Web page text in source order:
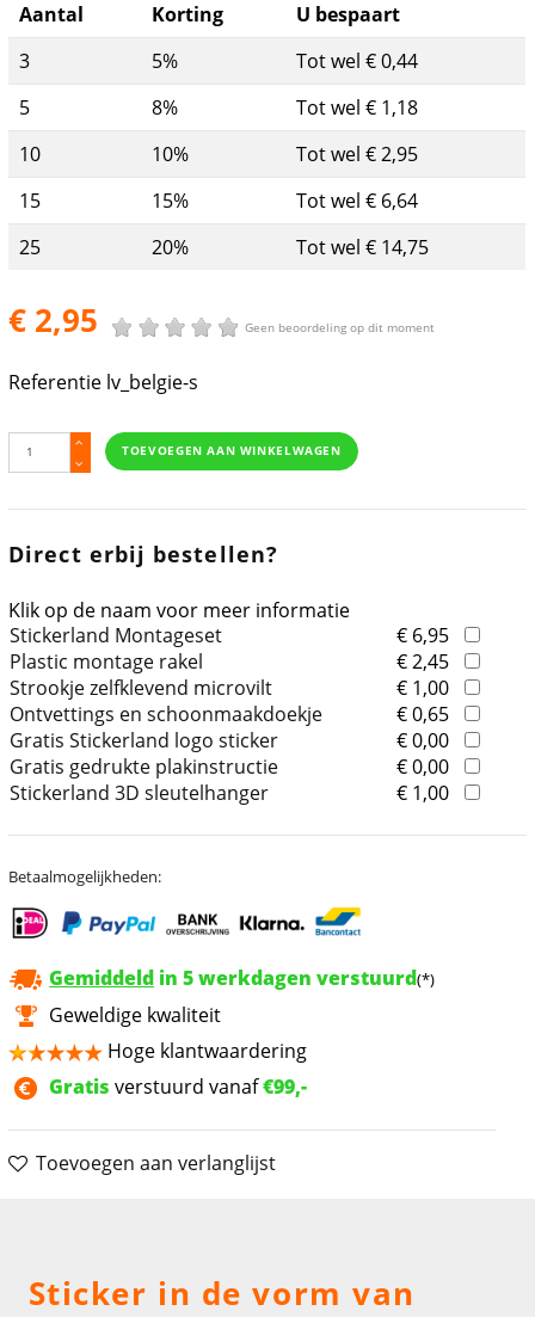
Aantal Korting
U bespaart
3
5%
Tot wel € 0,44
5
8%
Tot wel € 1,18
10
10%
Tot wel € 2,95
15
15%
Tot wel € 6,64
25
20% Tot wel € 14,75
€ 2,95 Geen beoordeling op dit moment
Referentie lv_belgie-s
TOEVOEGEN AAN WINKELWAGEN
Direct erbij bestellen?
Klik op de naam voor meer informatie
Stickerland Montageset
€ 6,95
Plastic montage rakel
€ 2,45
Strookje zelfklevend microvilt
€ 1,00
Ontvettings en schoonmaakdoekje
€ 0,65
Gratis Stickerland logo sticker
€ 0,00
Gratis gedrukte plakinstructie
€ 0,00
Stickerland 3D sleutelhanger
€ 1,00
Betaalmogelijkheden:
Gemiddeld in 5 werkdagen verstuurd(*)
Geweldige kwaliteit
Hoge klantwaardering
Gratis verstuurd vanaf€99,-
Toevoegen aan verlanglijst
Sticker in de vorm van